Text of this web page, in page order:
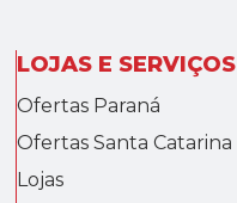
LOJAS E SERVIÇOS
Ofertas Paraná
Ofertas Santa Catarina
Lojas